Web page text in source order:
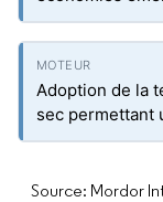
Adoption de la
sec permettant
Source: Mordor